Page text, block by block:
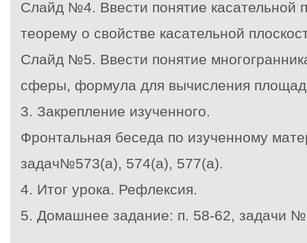
Слайд №4. Ввести понятие касательной
теорему о свойстве касательной
Слайд №5. Ввести понятие
сферы, формула для вычисления
3. Закрепление изученного.
Фронтальная беседа по изученному
задач№573(а), 574(а), 577(а).
4. Итог урока. Рефлексия.
5. Домашнее задание: п. 58-62, задачи